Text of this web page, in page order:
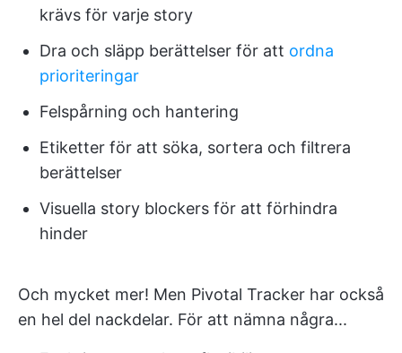
krävs för varje story
Dra och släpp berättelser för att ordna
prioriteringar
Felspårning och hantering
Etiketter för att söka, sortera och filtrera
berättelser
Visuella story blockers för att förhindra
hinder
Och mycket mer! Men Pivotal Tracker har också
en hel del nackdelar. För att nämna några...